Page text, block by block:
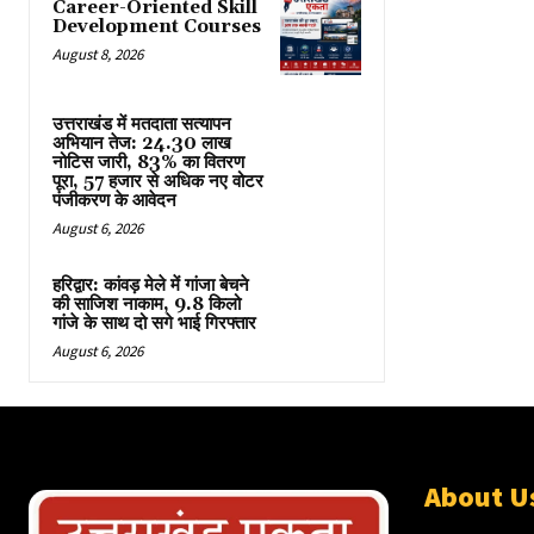
Career-Oriented Skill
Development Courses
August 8, 2026
उत्तराखंड में मतदाता सत्यापन
अभियान तेज: 24.30 लाख
नोटिस जारी, 83% का वितरण
पूरा, 57 हजार से अधिक नए वोटर
पंजीकरण के आवेदन
August 6, 2026
हरिद्वार: कांवड़ मेले में गांजा बेचने
की साजिश नाकाम, 9.8 किलो
गांजे के साथ दो सगे भाई गिरफ्तार
August 6, 2026
About